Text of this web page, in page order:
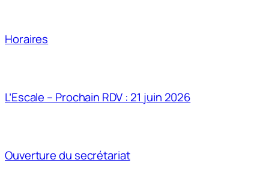
Horaires
L’Escale – Prochain RDV : 21 juin 2026
Ouverture du secrétariat